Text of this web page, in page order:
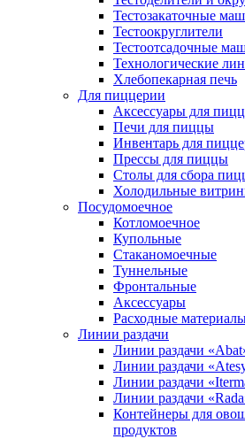
Тестозакаточные
Тестоокруглители
Тестоотсадочные
Технологические
Хлебопекарная печь
Для пиццерии
Аксессуары для
Печи для пиццы
Инвентарь для
Прессы для пиццы
Столы для сбора
Холодильные
Посудомоечное
Котломоечное
Купольные
Стаканомоечные
Туннельные
Фронтальные
Аксессуары
Расходные
Линии раздачи
Линии раздачи
Линии раздачи
Линии раздачи
Линии раздачи
Контейнеры для
продуктов